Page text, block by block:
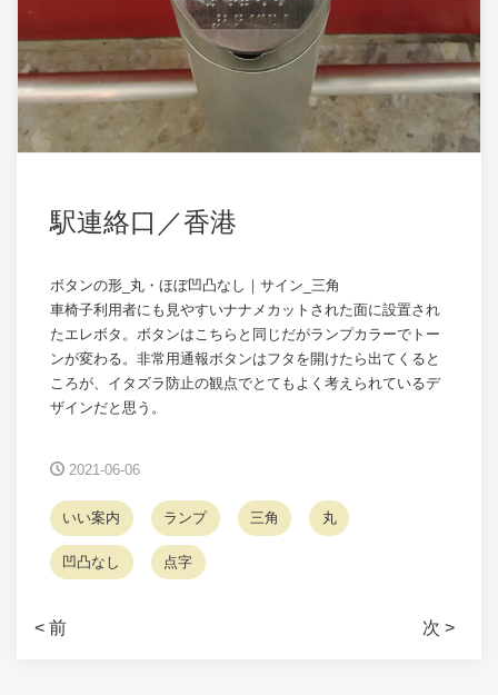
駅連絡口／香港
ボタンの形_丸・ほぼ凹凸なし｜サイン_三角
車椅子利用者にも見やすいナナメカットされた面に設置され
たエレボタ。ボタンはこちらと同じだがランプカラーでトー
ンが変わる。非常用通報ボタンはフタを開けたら出てくると
ころが、イタズラ防止の観点でとてもよく考えられているデ
ザインだと思う。
2021-06-06
いい案内 ランプ 三角 丸
凹凸なし 点字
< 前 次 >